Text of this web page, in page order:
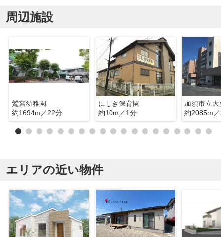
周辺施設
鷲宮幼稚園
約1694m／22分
にしき保育園
約10m／1分
加須市立大
約2085m
エリアの近い物件